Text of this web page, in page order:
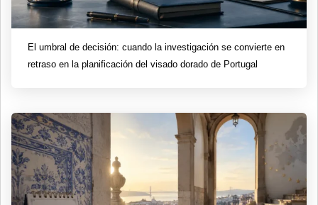
El umbral de decisión: cuando la investigación se convierte en
retraso en la planificación del visado dorado de Portugal